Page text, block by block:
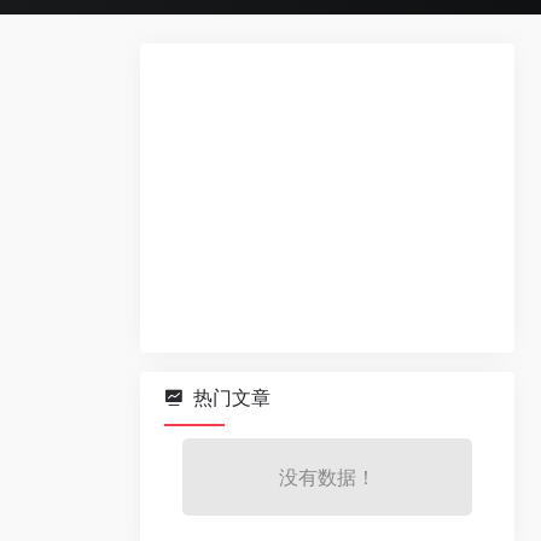
热门文章
没有数据！